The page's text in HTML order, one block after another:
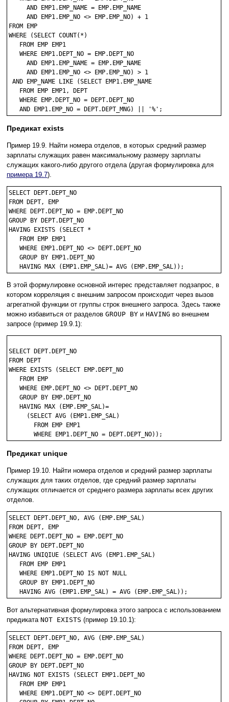
     AND EMP1.EMP_NAME = EMP.EMP_NAME
     AND EMP1.EMP_NO <> EMP.EMP_NO) + 1
FROM EMP
WHERE (SELECT COUNT(*)
   FROM EMP EMP1
   WHERE EMP1.DEPT_NO = EMP.DEPT_NO
     AND EMP1.EMP_NAME = EMP.EMP_NAME
     AND EMP1.EMP_NO <> EMP.EMP_NO) > 1
AND EMP_NAME LIKE (SELECT EMP1.EMP_NAME
   FROM EMP EMP1, DEPT
   WHERE EMP.DEPT_NO = DEPT.DEPT_NO
Предикат exists
Пример 19.9. Найти номера отделов, в которых средний размер
зарплаты служащих равен максимальному размеру зарплаты
служащих какого-либо другого отдела (другая формулировка для
примера 19.7).
SELECT DEPT.DEPT_NO
FROM DEPT, EMP
WHERE DEPT.DEPT_NO = EMP.DEPT_NO
GROUP BY DEPT.DEPT_NO
HAVING EXISTS (SELECT *
   FROM EMP EMP1
   WHERE EMP1.DEPT_NO <> DEPT.DEPT_NO
   GROUP BY EMP1.DEPT_NO
В этой формулировке основной интерес представляет подзапрос, в
котором корреляция с внешним запросом происходит через вызов
агрегатной функции от группы строк внешнего запроса. Здесь также
можно избавиться от разделов GROUP BY и HAVING во внешнем
запросе (пример 19.9.1):
SELECT DEPT.DEPT_NO
FROM DEPT
WHERE EXISTS (SELECT EMP.DEPT_NO
   FROM EMP
   WHERE EMP.DEPT_NO <> DEPT.DEPT_NO
   GROUP BY EMP.DEPT_NO
   HAVING MAX (EMP.EMP_SAL)=
     (SELECT AVG (EMP1.EMP_SAL)
       FROM EMP EMP1
Предикат unique
Пример 19.10. Найти номера отделов и средний размер зарплаты
служащих для таких отделов, где средний размер зарплаты
служащих отличается от среднего размера зарплаты всех других
отделов.
SELECT DEPT.DEPT_NO, AVG (EMP.EMP_SAL)
FROM DEPT, EMP
WHERE DEPT.DEPT_NO = EMP.DEPT_NO
GROUP BY DEPT.DEPT_NO
HAVING UNIQIUE (SELECT AVG (EMP1.EMP_SAL)
   FROM EMP EMP1
   WHERE EMP1.DEPT_NO IS NOT NULL
   GROUP BY EMP1.DEPT_NO
Вот альтернативная формулировка этого запроса с использованием
предиката NOT EXISTS (пример 19.10.1):
SELECT DEPT.DEPT_NO, AVG (EMP.EMP_SAL)
FROM DEPT, EMP
WHERE DEPT.DEPT_NO = EMP.DEPT_NO
GROUP BY DEPT.DEPT_NO
HAVING NOT EXISTS (SELECT EMP1.DEPT_NO
   FROM EMP EMP1
   WHERE EMP1.DEPT_NO <> DEPT.DEPT_NO